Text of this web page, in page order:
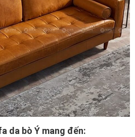
da bò Ý mang đến: